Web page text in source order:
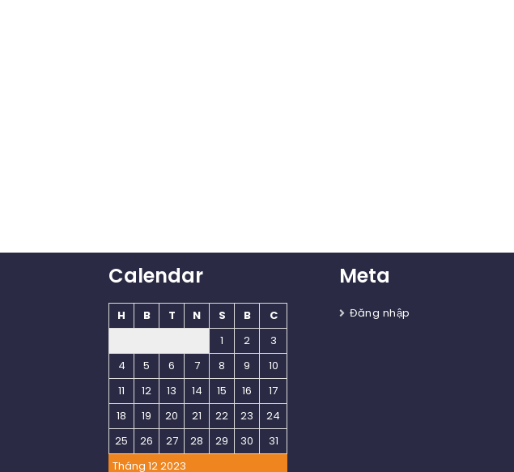
Calendar
Tháng 12 2023
H B T N S B
C
1
2
3
4
5 6 7 8 9
10
11
12 13 14 15 16
17
18
19 20 21 22 23
24
25
26 27 28 29 30 31
Meta
Đăng nhập